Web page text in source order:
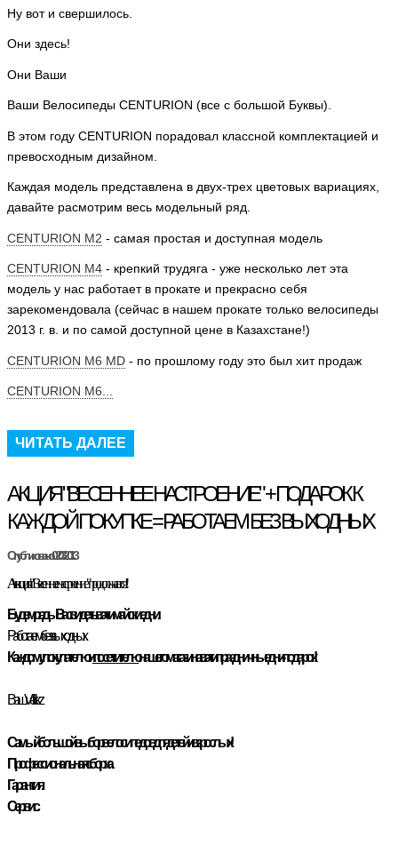
Ну вот и свершилось.
Они здесь!
Они Ваши
Ваши Велосипеды CENTURION (все с большой Буквы).
В этом году CENTURION порадовал классной комплектацией и
превосходным дизайном.
Каждая модель представлена в двух-трех цветовых вариациях,
давайте расмотрим весь модельный ряд.
CENTURION M2 - самая простая и доступная модель
CENTURION M4 - крепкий трудяга - уже несколько лет эта
модель у нас работает в прокате и прекрасно себя
зарекомендовала (сейчас в нашем прокате только велосипеды
2013 г. в. и по самой доступной цене в Казахстане!)
CENTURION M6 MD - по прошлому году это был хит продаж
CENTURION M6...
ЧИТАТЬ ДАЛЕЕ
АКЦИЯ "ВЕСЕННЕЕ НАСТРОЕНИЕ" + ПОДАРОК К
КАЖДОЙ ПОКУПКЕ = РАБОТАЕМ БЕЗ ВЫХОДНЫХ
Опубликовано: 02.03.2013
Акция"Весеннее настроение" продолжается!!!
Будем рады Вас видеть в эти майские дни.
Работаем без выходных.
Каждому покупателю ипосетителюнашего магазина в эти праздничные дни - подарок!
Ваш Velik.kz
Самый большой выбор велосипедов для детей и взрослых!
Профессиональная сборка.
Гарантия.
Сервис.